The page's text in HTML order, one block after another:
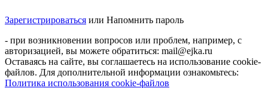
Зарегистрироваться или Напомнить пароль
- при возникновении вопросов или проблем, например, с
авторизацией, вы можете обратиться: mail@ejka.ru
Оставаясь на сайте, вы соглашаетесь на использование cookie-
файлов. Для дополнительной информации ознакомьтесь:
Политика использования cookie-файлов